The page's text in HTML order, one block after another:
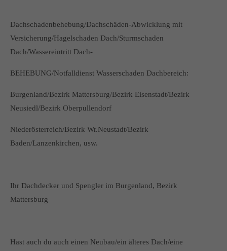
Dachschadenbehebung/Dachschäden-Abwicklung mit
Versicherung/Hagelschaden Dach/Sturmschaden
Dach/Wassereintritt Dach-
BEHEBUNG/Notfalldienst Wasserschaden Dachbereich:
Burgenland/Bezirk Mattersburg/Bezirk Eisenstadt/Bezirk
Neusiedl/Bezirk Oberpullendorf
Niederösterreich/Bezirk Wr.Neustadt/Bezirk
Baden/Lanzenkirchen, usw.
Ihr Dachdecker und Spengler im Burgenland, Bezirk
Mattersburg
Hast auch du auch einen Neubau/ein älteres Dach/eine